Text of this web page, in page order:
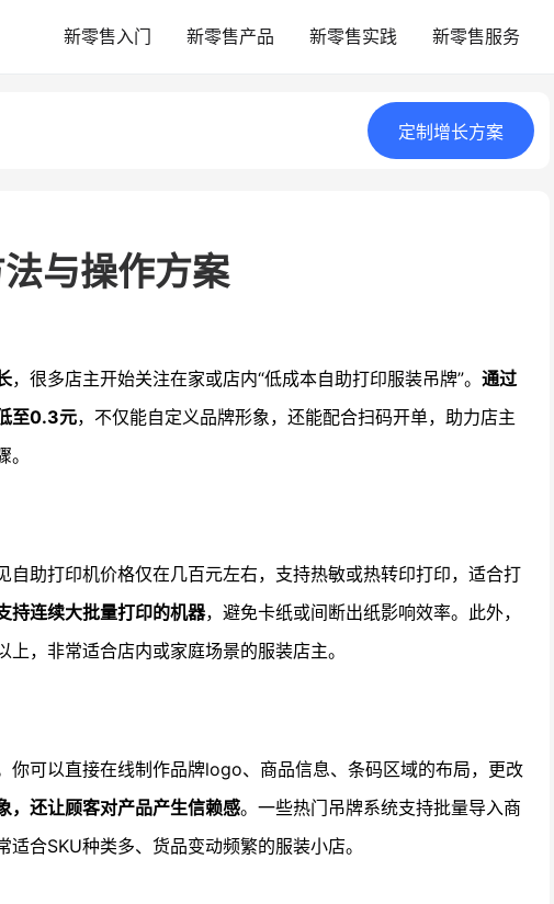
新零售入门 新零售产品 新零售实践 新零售服务
定制 增长方案
与操作方案
，很多店主开始关注在家或店内“低成本自助打印服装吊牌”。 通过
至0.3元，不仅能自定义品牌形象，还能配合扫码开单，助力店主
自助打印机价格仅在几百元左右，支持热敏或热转印打印，适合打
持连续大批量打印的机器，避免卡纸或间断出纸影响效率。此外，
，非常适合店内或家庭场景的服装店主。
你可以直接在线制作品牌logo、商品信息、条码区域的布局，更改
，还让顾客对产品产生信赖感。一些热门吊牌系统支持批量导入商
合SKU种类多、货品变动频繁的服装小店。